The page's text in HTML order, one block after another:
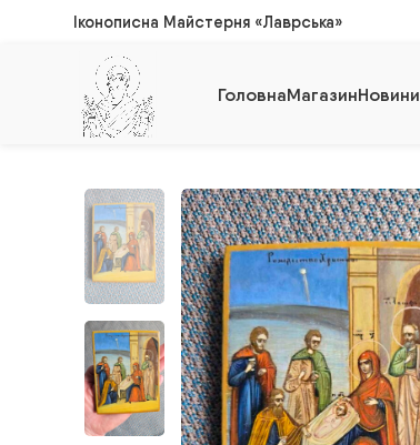
Іконописна Майстерня «Лаврська»
ГоловнаМагазинНовини